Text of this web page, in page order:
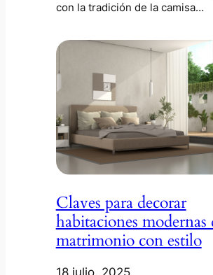
con la tradición de la camisa…
Claves para decorar
habitaciones modernas
matrimonio con estilo